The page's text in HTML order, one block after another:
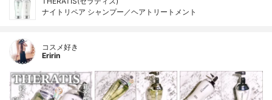
ナイトリペア シャンプー／ヘアトリートメント
コスメ好き
Eririn